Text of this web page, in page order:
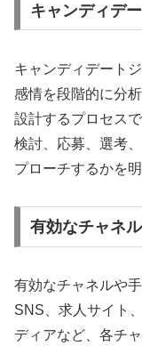
キャンディデ
キャンディデート
感情を段階的に分
設計するプロセス
検討、応募、選考
プローチするかを
有効なチャネ
有効なチャネルや
SNS、求人サイト
ディアなど、各チ